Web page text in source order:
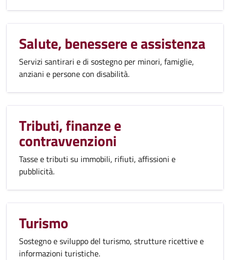
Salute, benessere e assistenza
Servizi santirari e di sostegno per minori, famiglie,
anziani e persone con disabilità.
Tributi, finanze e
contravvenzioni
Tasse e tributi su immobili, rifiuti, affissioni e
pubblicità.
Turismo
Sostegno e sviluppo del turismo, strutture ricettive e
informazioni turistiche.